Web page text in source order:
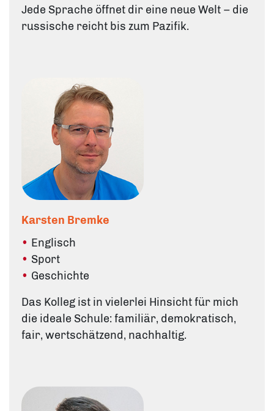
Jede Sprache öffnet dir eine neue Welt – die
russische reicht bis zum Pazifik.
Karsten Bremke
Englisch
Sport
Geschichte
Das Kolleg ist in vielerlei Hinsicht für mich
die ideale Schule: familiär, demokratisch,
fair, wertschätzend, nachhaltig.